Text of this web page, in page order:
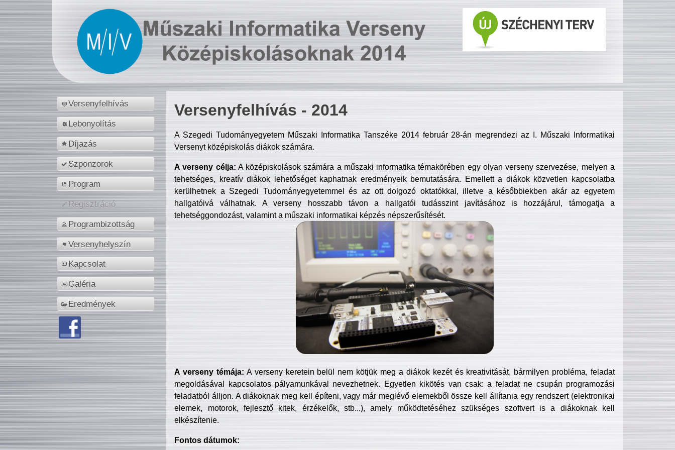
Versenyfelhívás
Lebonyolítás
Díjazás
Szponzorok
Program
Regisztráció
Programbizottság
Versenyhelyszín
Kapcsolat
Galéria
Eredmények
Versenyfelhívás - 2014
A Szegedi Tudományegyetem Műszaki Informatika Tanszéke 2014 február 28-án megrendezi az I. Műszaki Informatikai
Versenyt középiskolás diákok számára.
A verseny célja: A középiskolások számára a műszaki informatika témakörében egy olyan verseny szervezése, melyen a
tehetséges, kreatív diákok lehetőséget kaphatnak eredményeik bemutatására. Emellett a diákok közvetlen kapcsolatba
kerülhetnek a Szegedi Tudományegyetemmel és az ott dolgozó oktatókkal, illetve a későbbiekben akár az egyetem
hallgatóivá válhatnak. A verseny hosszabb távon a hallgatói tudásszint javításához is hozzájárul, támogatja a
tehetséggondozást, valamint a műszaki informatikai képzés népszerűsítését.
A verseny témája: A verseny keretein belül nem kötjük meg a diákok kezét és kreativitását, bármilyen probléma, feladat
megoldásával kapcsolatos pályamunkával nevezhetnek. Egyetlen kikötés van csak: a feladat ne csupán programozási
feladatból álljon. A diákoknak meg kell építeni, vagy már meglévő elemekből össze kell állítania egy rendszert (elektronikai
elemek, motorok, fejlesztő kitek, érzékelők, stb...), amely működtetéséhez szükséges szoftvert is a diákoknak kell
elkészítenie.
Fontos dátumok: